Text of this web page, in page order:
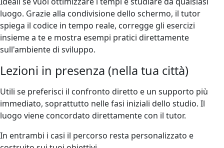
luogo. Grazie alla condivisione dello schermo, il tutor
spiega il codice in tempo reale, corregge gli esercizi
insieme a te e mostra esempi pratici direttamente
sull'ambiente di sviluppo.
Lezioni in presenza (nella tua città)
Utili se preferisci il confronto diretto e un supporto più
immediato, soprattutto nelle fasi iniziali dello studio. Il
luogo viene concordato direttamente con il tutor.
In entrambi i casi il percorso resta personalizzato e